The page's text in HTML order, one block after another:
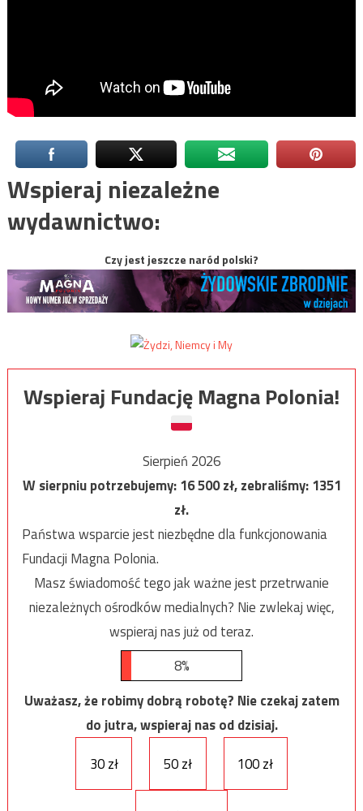
Wspieraj niezależne
wydawnictwo:
Czy jest jeszcze naród polski?
Wspieraj Fundację Magna Polonia!
Sierpień 2026
W sierpniu potrzebujemy:16 500zł, zebraliśmy:1351
zł.
Państwa wsparcie jest niezbędne dla funkcjonowania
Fundacji Magna Polonia.
Masz świadomość tego jak ważne jest przetrwanie
niezależnych ośrodków medialnych? Nie zwlekaj więc,
wspieraj nas już od teraz.
8%
Uważasz, że robimy dobrą robotę? Nie czekaj zatem
do jutra, wspieraj nas od dzisiaj.
30 zł
50 zł 100 zł